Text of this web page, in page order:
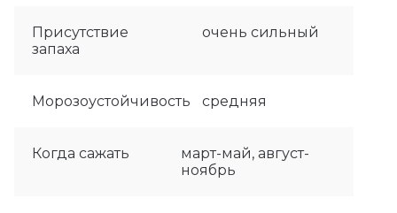
Присутствие
запаха
очень сильный
Морозоустойчивость средняя
Когда сажать
март-май, август-
ноябрь